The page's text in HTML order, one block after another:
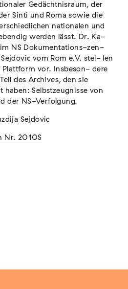
Roma
2026 Darmstadt
Gedächtnisraum, der
Sinti und Roma sowie die
nationalen und
werden lässt. Dr. Ka-
NS Dokumentations-zen-
vom Rom e.V. stel- len
vor. Insbeson- dere
des Archives, den sie
haben: Selbstzeugnisse von
der NS-Verfolgung.
Sejdovic
Nr. 2010S